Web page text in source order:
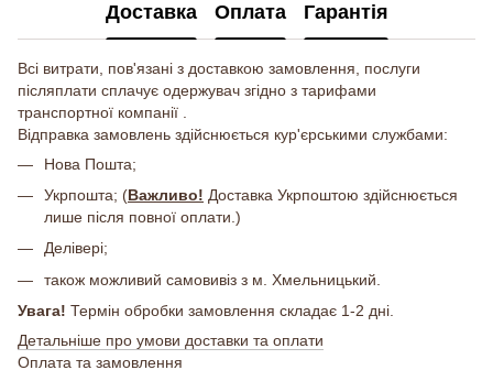
Доставка Оплата Гарантія
Всі витрати, пов'язані з доставкою замовлення, послуги
післяплати сплачує одержувач згідно з тарифами
транспортної компанії .
Відправка замовлень здійснюється кур'єрськими службами:
Нова Пошта;
Укрпошта; (Важливо! Доставка Укрпоштою здійснюється
лише після повної оплати.)
Делівері;
також можливий самовивіз з м. Хмельницький.
Увага! Термін обробки замовлення складає 1-2 дні.
Детальніше про умови доставки та оплати
Оплата та замовлення